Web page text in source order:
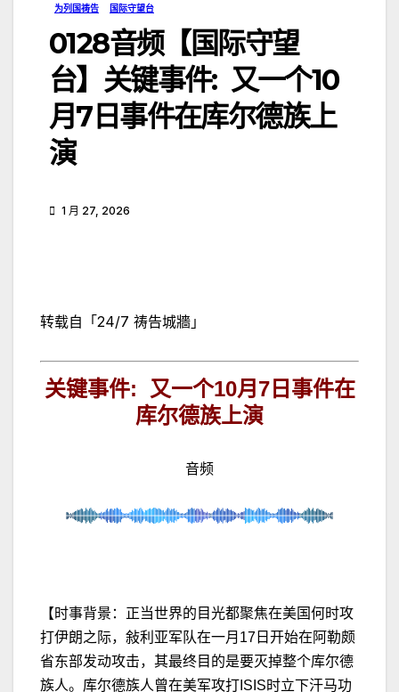
为列国祷告 国际守望台
0128音频【国际守望
台】关键事件: 又一个10
月7日事件在库尔德族上
演
1 月 27, 2026
转载自「24/7 祷告城牆」
关键事件: 又一个10月 7日事件在
库尔德族上演
音频
【时事背景：正当世界的目光都聚焦在美国何时攻
打伊朗之际，敍利亚军队在一月 17 日开始在阿勒颇
省东部发动攻击，其最终目的是要灭掉整个库尔德
族人。库尔德族人曾在美军攻打 ISIS时立下汗马功